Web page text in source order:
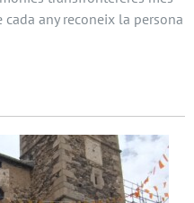
any reconeix la persona